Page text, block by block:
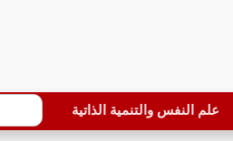
علم النفس والتنمية الذاتية